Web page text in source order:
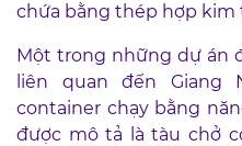
chứa bằng thép hợp kim
Một trong những dự án
liên quan đến
container chạy bằng
được mô tả là tàu chở